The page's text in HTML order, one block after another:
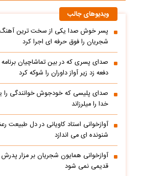
ویدیوهای جالب
پسر خوش صدا یکی از سخت ترین
شجریان را فوق حرفه ای اجرا کرد
صدای پسری که در بین تماشاچیان
دفعه زد زیر آواز داوران را شوکه کرد
صدای پلیسی که خودجوش خوانندگی را
خدا را میلرزاند
آوازخوانی استاد کاویانی در دل طبیعت
شنونده ای می اندازد
آوازخوانی همایون شجریان بر مزار
قدیمی نمی شود